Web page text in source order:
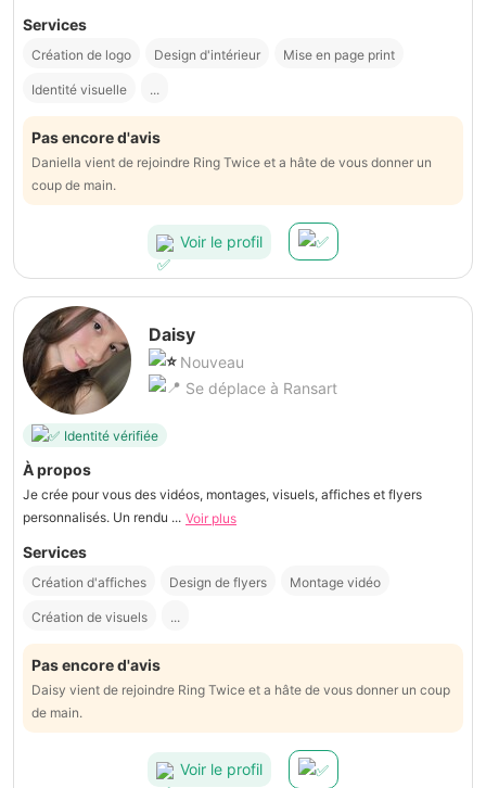
Services
Création de logo Design d'intérieur Mise en page print
Identité visuelle ...
Pas encore d'avis
Daniella vient de rejoindre Ring Twice et a hâte de vous donner un
coup de main.
Voir le profil
Daisy
Nouveau
Se déplace à Ransart
Identité vérifiée
À propos
Je crée pour vous des vidéos, montages, visuels, affiches et flyers
personnalisés. Un rendu ... Voir plus
Services
Création d'affiches Design de flyers Montage vidéo
Création de visuels ...
Pas encore d'avis
Daisy vient de rejoindre Ring Twice et a hâte de vous donner un coup
de main.
Voir le profil